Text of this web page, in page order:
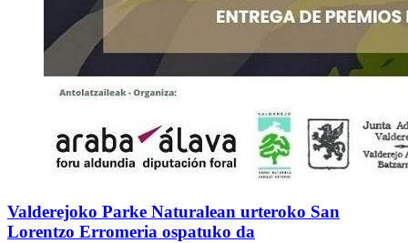
Valderejoko Parke Naturalean urteroko San
Lorentzo Erromeria ospatuko da